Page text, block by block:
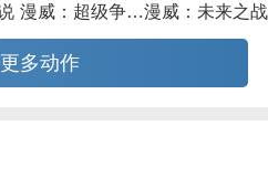
属系统，专注社区的交友互
漫威：超级争霸战漫威：未来之战
多动作